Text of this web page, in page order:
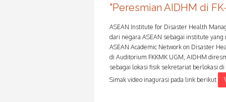
"Peresmian AIDHM di
ASEAN Institute for Disaster Health
dari negara ASEAN sebagai institute
ASEAN Academic Network on Disaster
di Auditorium FKKMK UGM, AIDHM
sebagai lokasi fisik sekretariat berlokasi di
Simak video inagurasi pada link berikut